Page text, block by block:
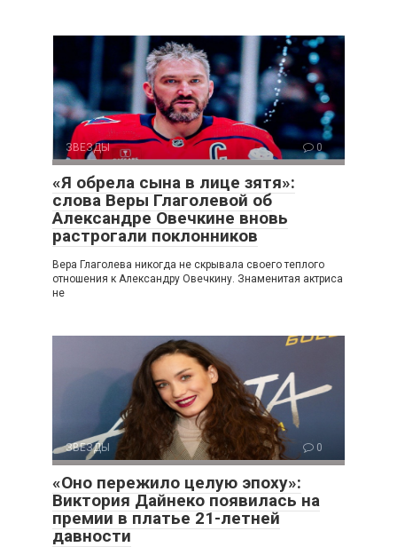
ЗВЕЗДЫ 0
«Я обрела сына в лице зятя»:
слова Веры Глаголевой об
Александре Овечкине вновь
растрогали поклонников
Вера Глаголева никогда не скрывала своего теплого
отношения к Александру Овечкину. Знаменитая актриса
не
ЗВЕЗДЫ 0
«Оно пережило целую эпоху»:
Виктория Дайнеко появилась на
премии в платье 21-летней
давности